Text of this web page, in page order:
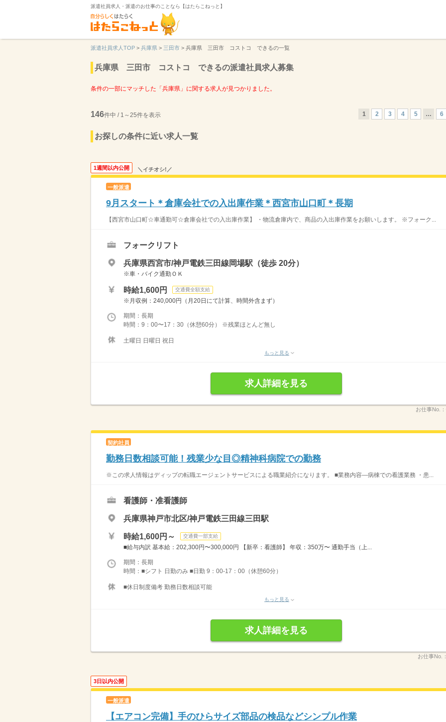
派遣社員求人・派遣のお仕事のことなら【はたらこねっと】
派遣社員求人TOP > 兵庫県 > 三田市 > 兵庫県 三田市 コストコ できるの一覧
兵庫県 三田市 コストコ できるの派遣社員求人募集
条件の一部にマッチした「兵庫県」に関する求人が見つかりました。
146件中 / 1～25件を表示 1 2 3 4 5 … 6
お探しの条件に近い求人一覧
1週間以内公開 ＼イチオシ!／
一般派遣
9月スタート＊倉庫会社での入出庫作業＊西宮市山口町＊長期
【西宮市山口町☆車通勤可☆倉庫会社での入出庫作業】 ・物流倉庫内で、商品の入出庫作業をお願いします。 ※フォーク...
フォークリフト
兵庫県西宮市/神戸電鉄三田線岡場駅（徒歩 20分）
※車・バイク通勤ＯＫ
時給1,600円 交通費全額支給
※月収例：240,000円（月20日にて計算、時間外含まず）
期間：長期
時間：9：00〜17：30（休憩60分） ※残業ほとんど無し
土曜日 日曜日 祝日
もっと見る
求人詳細を見る
お仕事No.：
契約社員
勤務日数相談可能！残業少な目◎精神科病院での勤務
※この求人情報はディップの転職エージェントサービスによる職業紹介になります。 ■業務内容―病棟での看護業務 ・患...
看護師・准看護師
兵庫県神戸市北区/神戸電鉄三田線三田駅
時給1,600円～ 交通費一部支給
■給与内訳 基本給：202,300円〜300,000円 【新卒：看護師】 年収：350万〜 通勤手当（上...
期間：長期
時間：■シフト 日勤のみ ■日勤 9：00-17：00（休憩60分）
■休日制度備考 勤務日数相談可能
もっと見る
求人詳細を見る
お仕事No.：
3日以内公開
一般派遣
【エアコン完備】手のひらサイズ部品の検品などシンプル作業